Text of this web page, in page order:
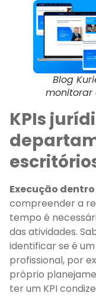
Blog
monitorar
KPIs
Execução
compreender a
tempo é
das atividades.
identificar se é
profissional, por
próprio
ter um KPI